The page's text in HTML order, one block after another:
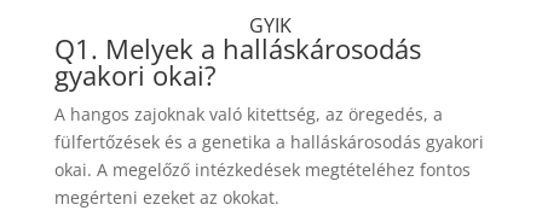
GYIK
Q1. Melyek a halláskárosodás
gyakori okai?
A hangos zajoknak való kitettség, az öregedés, a
fülfertőzések és a genetika a halláskárosodás gyakori
okai. A megelőző intézkedések megtételéhez fontos
megérteni ezeket az okokat.